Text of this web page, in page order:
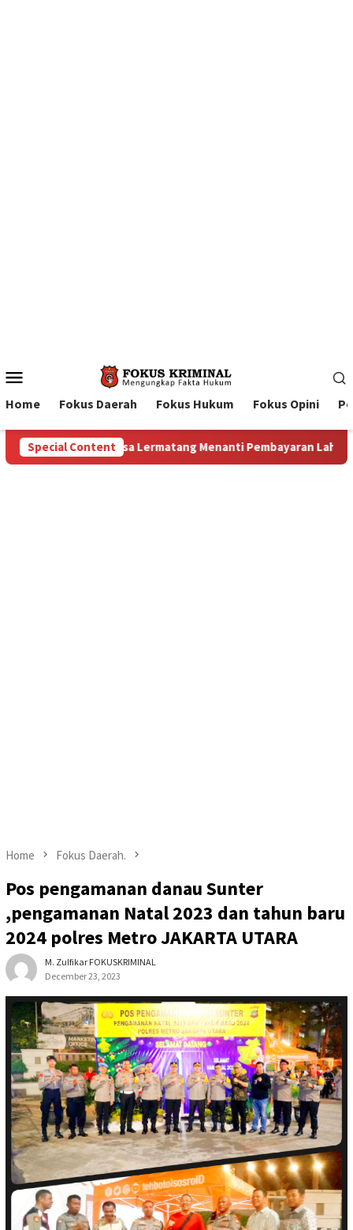
Menu
Home Fokus Daerah Fokus Hukum Fokus Opini
Special Content
Lahan: Antara Dugaan Konspirasi dan Bayang-Bayang
Home Fokus Daerah.
Pos pengamanan danau Sunter
,pengamanan Natal 2023 dan tahun baru
2024 polres Metro JAKARTA UTARA
M. Zulfikar FOKUSKRIMINAL
December 23, 2023